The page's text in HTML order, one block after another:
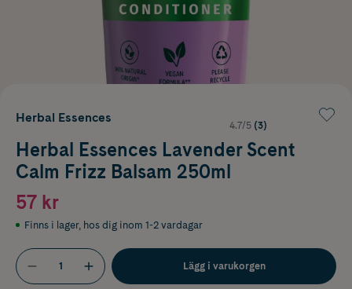
Herbal Essences
4.7/5 (3)
Herbal Essences Lavender Scent
Calm Frizz Balsam 250ml
57 kr
Finns i lager, hos dig inom 1-2 vardagar
Lägg i varukorgen